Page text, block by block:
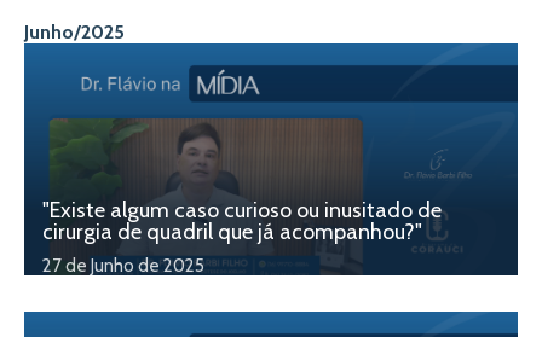
Junho/2025
"Existe algum caso curioso ou inusitado de
cirurgia de quadril que já acompanhou?"
27 de Junho de 2025